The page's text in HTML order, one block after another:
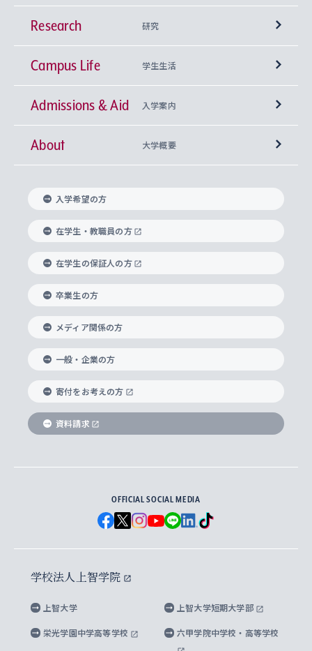
学部
神学部
文学部
総合人間科学部
経済学部
外国語学部
総合グローバル学部
国際教養学部
理工学部
Futures） – 持続可能な未来を考える６学科連携
興味から学科を探す
上智大学の全学共通教育
基盤教育センター
キリスト教人間学
身体知
思考と表現
データサイエンス
上智大学の語学教育
言語教育研究センター
上智大学のグローバル教育
グローバル教育センター
上智大学で学ぶ
海外で学ぶ
学びのサポート
大学院
神学研究科
実践宗教学研究科
総合人間科学研究科
経済学研究科
グローバル・スタディーズ研究科
助産学専攻科
生涯学習
Research 研究
研究所 等
キリスト教文化研究所
中世思想研究所
国際言語情報研究所
グローバル・コンサーン研究所
比較文化研究所
ヨーロッパ研究所
アジア文化研究所
アメリカ・カナダ研究所
メディア・ジャーナリズム研究所
水稀少社会研究センター
先進機械・構造材料イノベーションセンター
Sophia Open Research Weeks (SORW)
産官学連携
知的財産
研究支援制度
重点領域研究・自由課題研究
研究活動に関する法令・研究費の使用について
Campus Life 学生生活
学期区分と授業時間割
課外活動
課外教育プログラム
ボランティア活動
グローバルな学びのコミュニティ
学生の相談窓口
心身の健康相談
ハラスメント防止の取り組み
障がいのある学生への支援
キャリア形成サポート
キャリア形成支援プログラム
就職（内定先）・進路統計
企業の採用ご担当者様へのご案内
住まいのサポート
Admissions & Aid 入学案内
上智大学で取得できる学位
入れの方針）
科目等履修生
研究生・外国人特別研究生・国費留学生
交換留学生(海外大学から上智大学で学ぶ)
ノンディグリー生
Sophia Short-term Program受講生
学費・奨学金
学部入学前に出願する奨学金
国による高等教育の修学支援新制度
大学院生対象の奨学金
海外留学する際の費用と奨学金
About 大学概要
理事長・学長メッセージ
学長・副学長紹介
上智大学の精神
上智大学の理念
上智大学の沿革
ソフィア・アーカイブズ
上智大学とカトリック
グローバルエンゲージメント
上智大学を訪れた世界の知性
国連Weeks・アフリカWeeks
ダイバーシティ＆サステナビリティへの取り組み
上智大学公式ソーシャルメディア
学校法人上智学院について
数字で見る上智大学
上智大学のネットワーク
父母・保証人とのネットワーク
学外とのネットワーク
上智大学の出版物
上智大学大学案内・大学院案内
英文広報誌 SOPHIA magazine
上智大学のビジュアル・アイデンティティ
上智大学ビジュアル・アイデンティティ
上智大学校歌 ・上智大学学生歌
上智大学への取材・キャンパスでの撮影について
上智大学の公開情報
上智大学の教育研究活動等の情報公表
キャンパス案内
入学希望の方
在学生・教職員の方
在学生の保証人の方
卒業生の方
メディア関係の方
一般・企業の方
寄付をお考えの方
資料請求
OFFICIAL SOCIAL MEDIA
学校法人上智学院
上智大学 上智大学短期大学部
栄光学園中学高等学校 六甲学院中学校・高等学校